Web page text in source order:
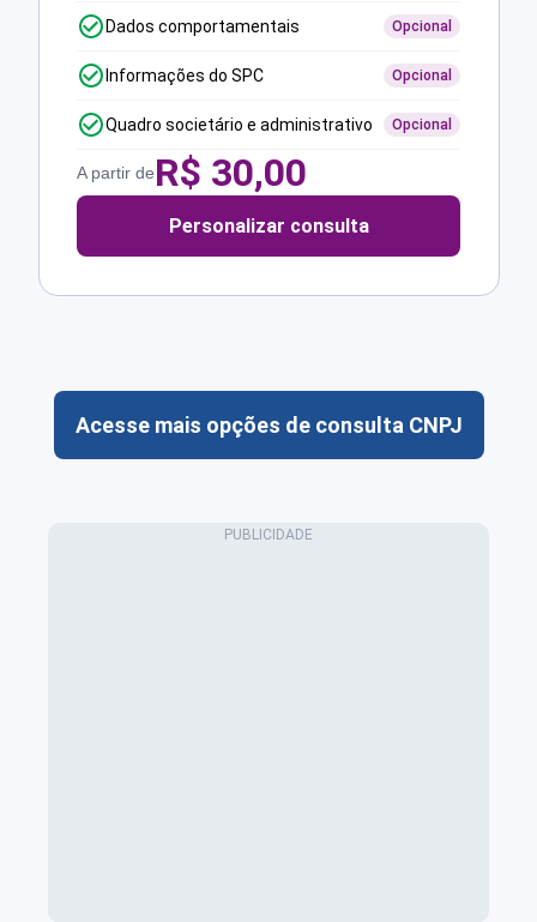
Dados comportamentais Opcional
Informações do SPC Opcional
Quadro societário e administrativo Opcional
A partir deR$ 30,00
Personalizar consulta
Acesse mais opções de consulta CNPJ